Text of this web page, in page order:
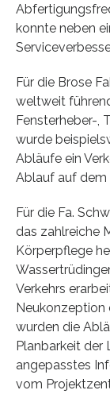
konnte neben
Für die Brose
weltweit
Fensterheber-,
wurde
Abläufe ein
Ablauf auf dem
Für die Fa.
das zahlreiche
Körperpflege
Verkehrs
Neukonzeption
wurden die
Planbarkeit der
angepasstes
vom